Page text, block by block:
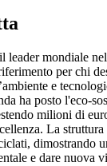
leader mondiale
per chi
e
ha posto l'eco-
milioni di
La
dimostrando
e dare nuova